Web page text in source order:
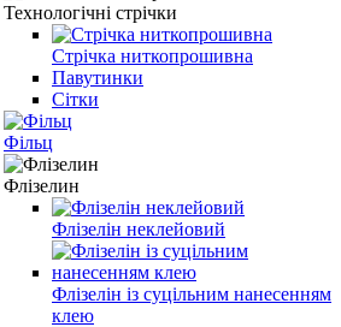
Технологічні стрічки
Стрічка ниткопрошивна
Павутинки
Сітки
Фільц
Флізелин
Флізелін неклейовий
Флізелін із суцільним нанесенням
клею